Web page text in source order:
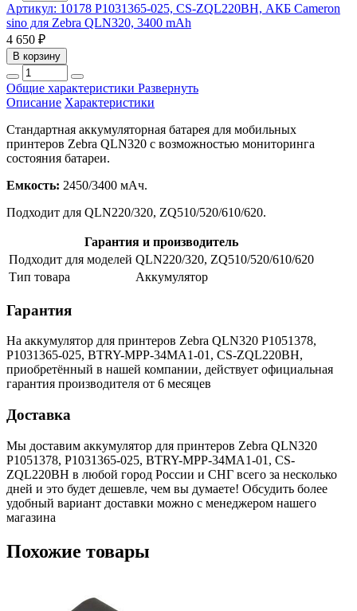
Артикул: 10178 P1031365-025, CS-ZQL220BH, АКБ Cameron
sino для Zebra QLN320, 3400 mAh
4 650 ₽
В корзину
Общие характеристики Развернуть
Описание Характеристики
Стандартная аккумуляторная батарея для мобильных
принтеров Zebra QLN320 с возможностью мониторинга
состояния батареи.
Емкость: 2450/3400 мАч.
Подходит для QLN220/320, ZQ510/520/610/620.
Гарантия и производитель
Подходит для моделей QLN220/320, ZQ510/520/610/620
Тип товара
Аккумулятор
Гарантия
На аккумулятор для принтеров Zebra QLN320 P1051378,
P1031365-025, BTRY-MPP-34MA1-01, CS-ZQL220BH,
приобретённый в нашей компании, действует официальная
гарантия производителя от 6 месяцев
Доставка
Мы доставим аккумулятор для принтеров Zebra QLN320
P1051378, P1031365-025, BTRY-MPP-34MA1-01, CS-
ZQL220BH в любой город России и СНГ всего за несколько
дней и это будет дешевле, чем вы думаете! Обсудить более
удобный вариант доставки можно с менеджером нашего
магазина
Похожие товары